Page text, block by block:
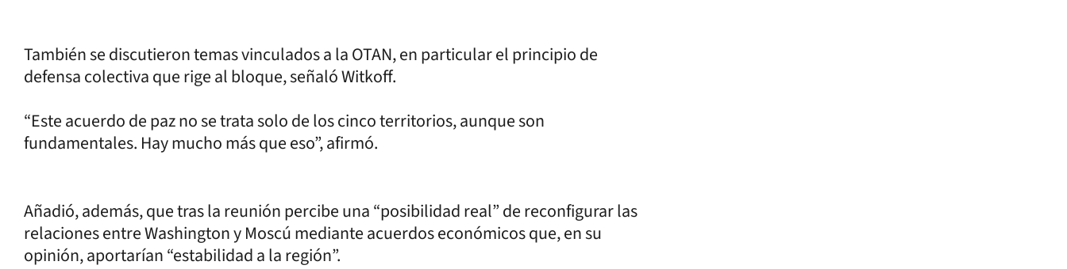
También se discutieron temas vinculados a la OTAN, en particular el principio de
defensa colectiva que rige al bloque, señaló Witkoff.
“Este acuerdo de paz no se trata solo de los cinco territorios, aunque son
fundamentales. Hay mucho más que eso”, afirmó.
Añadió, además, que tras la reunión percibe una “posibilidad real” de reconfigurar las
relaciones entre Washington y Moscú mediante acuerdos económicos que, en su
opinión, aportarían “estabilidad a la región”.